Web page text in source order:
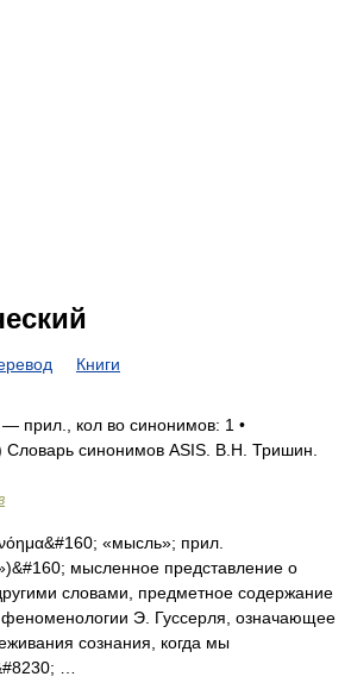
Книги
— прил., кол во синонимов: 1 •
синонимов ASIS. В.Н. Тришин.
«мысль»; прил.
мысленное представление о
словами, предметное содержание
Э. Гуссерля, означающее
сознания, когда мы
…